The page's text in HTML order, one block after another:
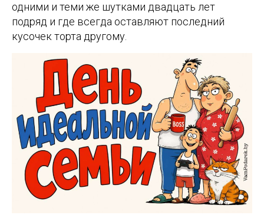
одними и теми же шутками двадцать лет
подряд и где всегда оставляют последний
кусочек торта другому.